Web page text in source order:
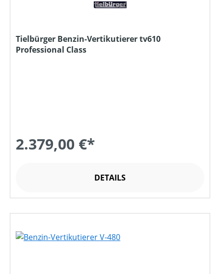
Tielbürger Benzin-Vertikutierer tv610
Professional Class
2.379,00 €*
DETAILS